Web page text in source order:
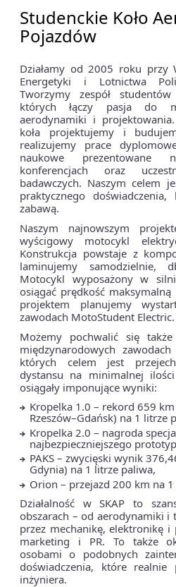
Studenckie Koło
Pojazdów
Działamy od 2005 roku przy
Energetyki i Lotnictwa
Tworzymy zespół
których łączy pasja do
aerodynamiki i
koła projektujemy i
realizujemy prace
naukowe prezentowane
konferencjach oraz
badawczych. Naszym celem
praktycznego
zabawą.
Naszym najnowszym
wyścigowy motocykl
Konstrukcja powstaje z
laminujemy samodzielnie,
Motocykl wyposażony w
osiągać prędkość
projektem planujemy
zawodach MotoStudent Electric.
Możemy pochwalić się
międzynarodowych
których celem jest
dystansu na minimalnej
osiągały imponujące wyniki:
Kropelka 1.0 – rekord 659
Rzeszów–Gdańsk) na 1 litrze
Kropelka 2.0 – nagroda
najbezpieczniejszego
PAKS – zwycięski wynik
Gdynia) na 1 litrze paliwa,
Orion – przejazd 200 km na
Działalność w SKAP to
obszarach – od aerodynamiki i
przez mechanikę, elektronikę
marketing i PR. To także
osobami o podobnych
doświadczenia, które
inżyniera.